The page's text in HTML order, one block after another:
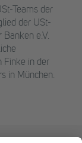
Teams der
der USt-
e.V.
Finke in der
in München.